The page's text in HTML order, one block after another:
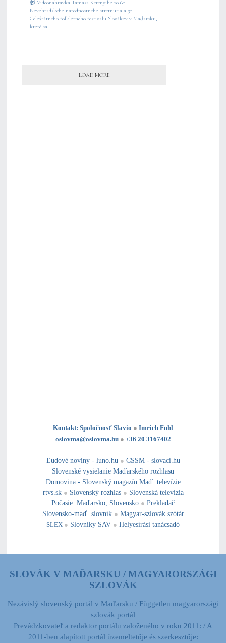
📹 Videonahrávka Tamása Kerényiho zo 60.
Novohradského národnostného stretnutia a 30.
Celoštátneho folklórneho festivalu Slovákov v Maďarsku,
ktoré sa...
LOAD MORE
Kontakt: Spoločnosť Slavio ● Imrich Fuhl
oslovma@oslovma.hu ● +36 20 3167402
Ľudové noviny - luno.hu ● CSSM - slovaci.hu
Slovenské vysielanie Maďarského rozhlasu
Domovina - Slovenský magazín Maď. televízie
rtvs.sk ● Slovenský rozhlas ● Slovenská televízia
Počasie: Maďarsko Slovensko ● Prekladač
Slovensko-maď. slovník ● Magyar-szlovák szótár
SLEX ● Slovníky SAV ● Helyesírási tanácsadó
SLOVÁK V MAĎARSKU / MAGYARORSZÁGI
SZLOVÁK
Nezávislý slovenský portál v Maďarsku / Független magyarországi
szlovák portál
Prevádzkovateľ a redaktor portálu založeného v roku 2011: / A
2011-ben alapított portál üzemeltetője és szerkesztője: